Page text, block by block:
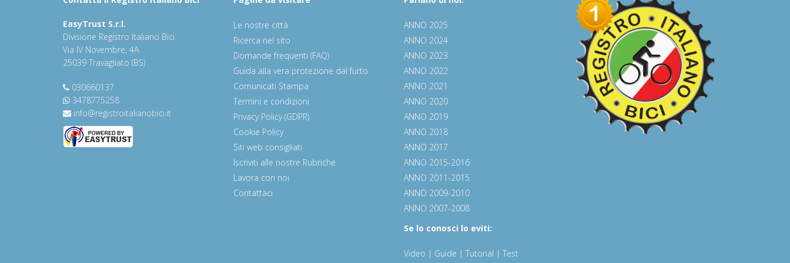
EasyTrust S.r.l.
Divisione Registro Italiano Bici
Via IV Novembre, 4A
25039 Travagliato (BS)
030660137
3478775258
info@registroitalianobici.it
Le nostre città
Ricerca nel sito
Domande frequenti (FAQ)
Guida alla vera protezione dal furto
Comunicati Stampa
Termini e condizioni
Privacy Policy (GDPR)
Cookie Policy
Siti web consigliati
Iscriviti alle nostre Rubriche
Lavora con noi
Contattaci
ANNO 2025
ANNO 2024
ANNO 2023
ANNO 2022
ANNO 2021
ANNO 2020
ANNO 2019
ANNO 2018
ANNO 2017
ANNO 2015-2016
ANNO 2011-2015
ANNO 2009-2010
ANNO 2007-2008
Se lo conosci lo eviti:
Video | Guide | Tutorial | Test